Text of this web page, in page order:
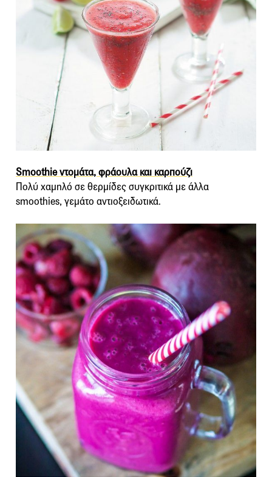
Smoothie ντομάτα, φράουλα και καρπούζι
Πολύ χαμηλό σε θερμίδες συγκριτικά με άλλα
smoothies, γεμάτο αντιοξειδωτικά.